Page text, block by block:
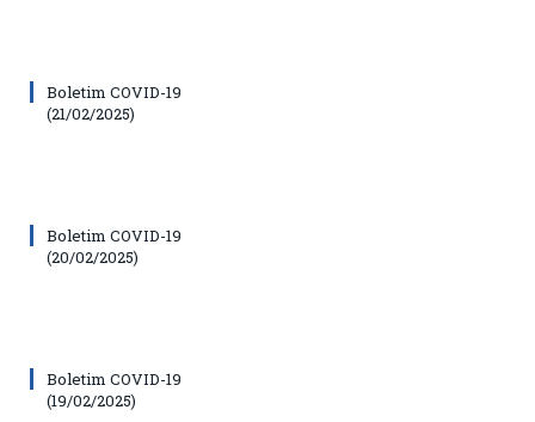
Boletim COVID-19
(21/02/2025)
Boletim COVID-19
(20/02/2025)
Boletim COVID-19
(19/02/2025)